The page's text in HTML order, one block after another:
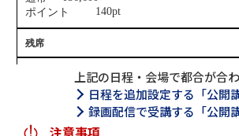
上記の日程・会場で都合が合
日程を追加設定する「公開
録画配信で受講する「公開